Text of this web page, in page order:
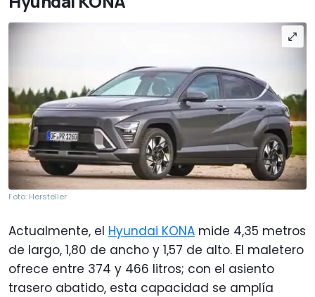
Foto: Hersteller
Actualmente, el Hyundai KONA mide 4,35 metros
de largo, 1,80 de ancho y 1,57 de alto. El maletero
ofrece entre 374 y 466 litros; con el asiento
trasero abatido, esta capacidad se amplía